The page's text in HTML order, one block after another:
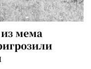
мема